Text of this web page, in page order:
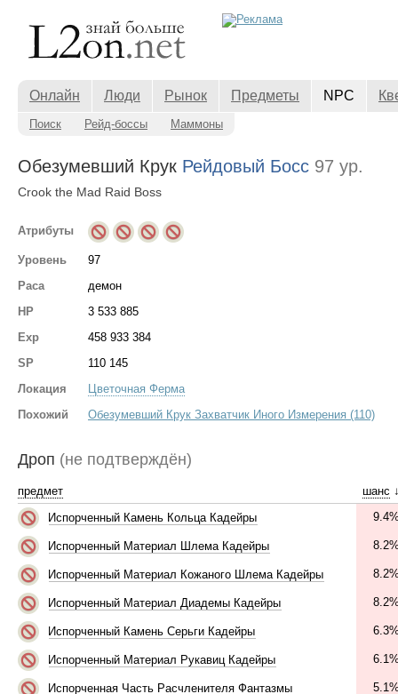
Онлайн Люди Рынок Предметы NPC
Поиск Рейд-боссы Маммоны
Обезумевший Крук Рейдовый Босс 97 ур.
Crook the Mad Raid Boss
Атрибуты
Уровень
97
Раса
демон
HP
3 533 885
Exp
458 933 384
SP
110 145
Локация
Цветочная Ферма
Похожий
Обезумевший Крук Захватчик Иного Измерения (110)
Дроп (не подтверждён)
предмет шанс
Испорченный Камень Кольца Кадейры
Испорченный Материал Шлема Кадейры
Испорченный Материал Кожаного Шлема Кадейры
Испорченный Материал Диадемы Кадейры
Испорченный Камень Серьги Кадейры
Испорченный Материал Рукавиц Кадейры
Испорченная Часть Расчленителя Фантазмы